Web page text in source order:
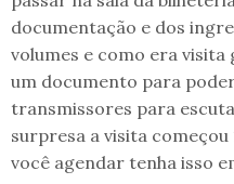
documentação e dos
volumes e como era visita
um documento para
transmissores para
surpresa a visita
você agendar tenha isso